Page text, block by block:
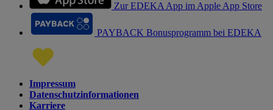
Zur EDEKA App im Apple App Store
PAYBACK Bonusprogramm bei EDEKA
Impressum
Datenschutzinformationen
Karriere